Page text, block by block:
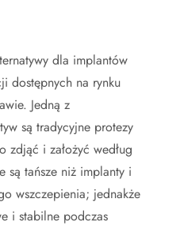
dla implantów
dostępnych na rynku
Jedną z
są tradycyjne protezy
zdjąć i założyć według
są tańsze niż implanty i
wszczepienia; jednakże
i stabilne podczas